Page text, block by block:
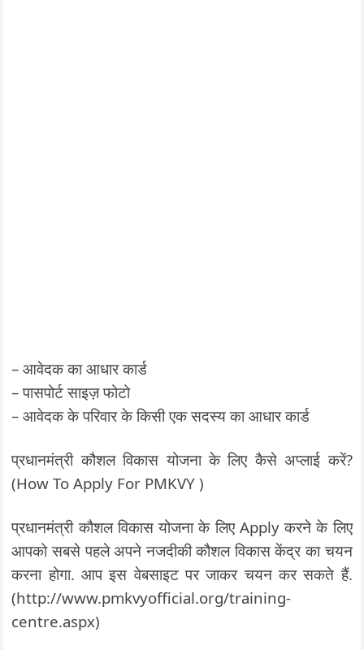
– आवेदक का आधार कार्ड
– पासपोर्ट साइज़ फोटो
– आवेदक के परिवार के किसी एक सदस्य का आधार कार्ड
प्रधानमंत्री कौशल विकास योजना के लिए कैसे अप्लाई करें?
(How To Apply For PMKVY )
प्रधानमंत्री कौशल विकास योजना के लिए Apply करने के लिए
आपको सबसे पहले अपने नजदीकी कौशल विकास केंद्र का चयन
करना होगा. आप इस वेबसाइट पर जाकर चयन कर सकते हैं.
(http://www.pmkvyofficial.org/training-
centre.aspx)